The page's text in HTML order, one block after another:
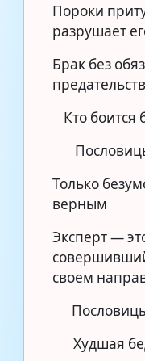
Пороки
разрушает
Брак без
Кто боится
Только
верным
Эксперт —
своем
Худшая